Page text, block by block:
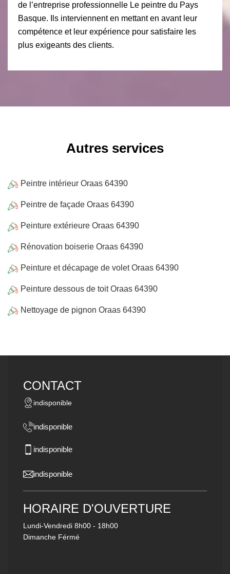
de l’entreprise professionnelle Le peintre du Pays
Basque. Ils interviennent en mettant en avant leur
compétence et leur expérience pour satisfaire les
plus exigeants des clients.
Autres services
Peintre intérieur Oraas 64390
Peintre de façade Oraas 64390
Peinture extérieure Oraas 64390
Rénovation boiserie Oraas 64390
Peinture et décapage de volet Oraas 64390
Peinture dessous de toit Oraas 64390
Nettoyage de pignon Oraas 64390
CONTACT
indisponible
indisponible
indisponible
indisponible
HORAIRE D'OUVERTURE
Lundi-Vendredi 8h00 - 18h00
Dimanche Férmé